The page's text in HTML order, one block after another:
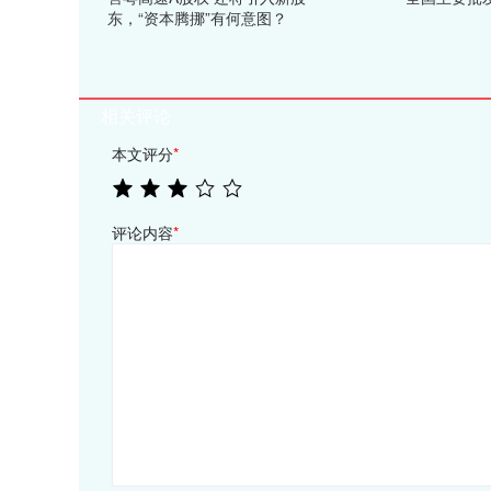
东，“资本腾挪”有何意图？
本文评分*
评论内容*